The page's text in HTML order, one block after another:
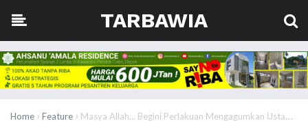
TARBAWIA
Home › Feature › Masya Allah... Begini Perlakuan Mengagumkan Ustadz Maulada kepada Istrinya Sebelum Meninggal